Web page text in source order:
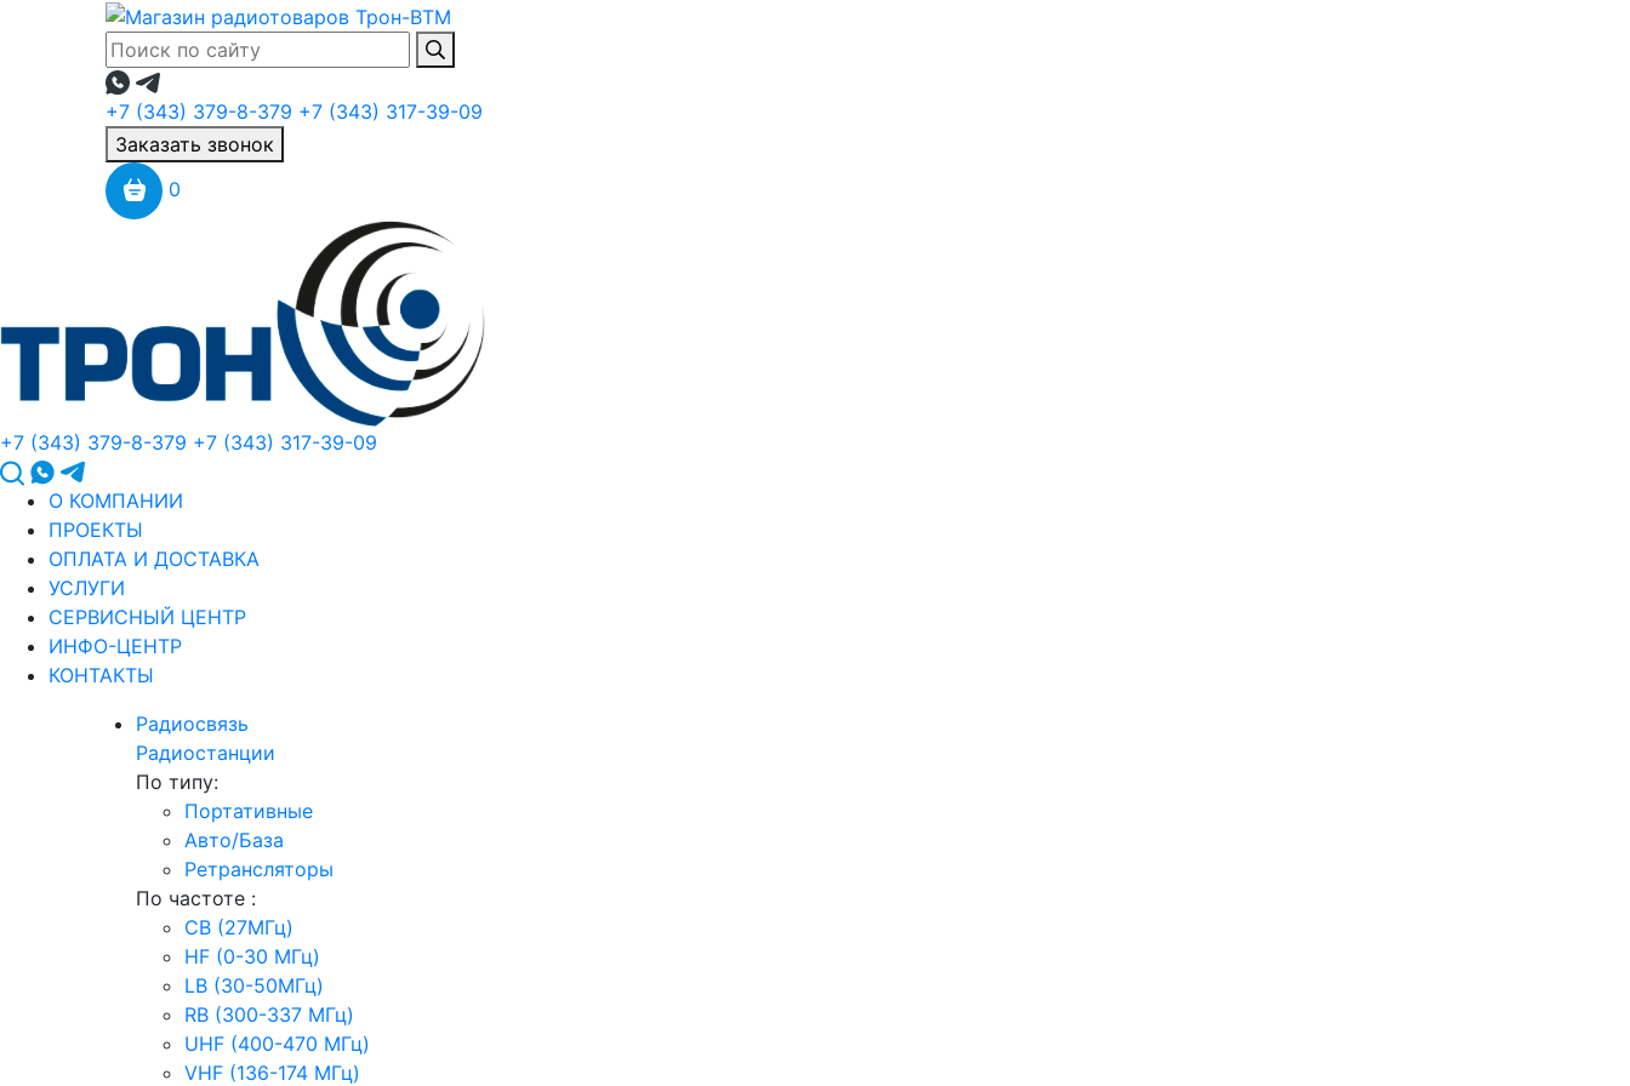
+7 (343) 379-8-379 +7 (343) 317-39-09
Заказать звонок
0
+7 (343) 379-8-379 +7 (343) 317-39-09
О КОМПАНИИ
ПРОЕКТЫ
ОПЛАТА И ДОСТАВКА
УСЛУГИ
СЕРВИСНЫЙ ЦЕНТР
ИНФО-ЦЕНТР
КОНТАКТЫ
Радиосвязь
Радиостанции
По типу:
Портативные
Авто/База
Ретрансляторы
По частоте :
CB (27МГц)
HF (0-30 МГц)
LB (30-50МГц)
RB (300-337 МГц)
UHF (400-470 МГц)
VHF (136-174 МГц)